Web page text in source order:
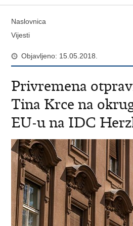
Naslovnica
Vijesti
Objavljeno: 15.05.2018.
Privremena
Tina Krce na
EU-u na IDC